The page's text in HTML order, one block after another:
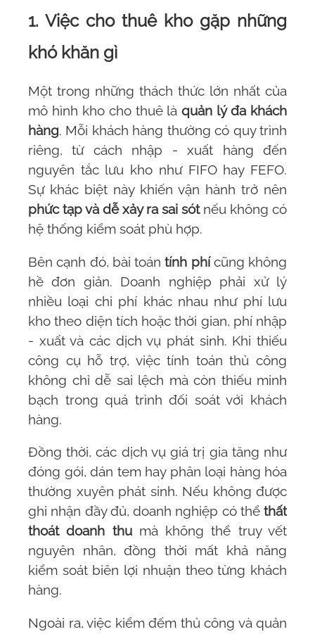
1. Việc cho thuê kho gặp những
khó khăn gì
Một trong những thách thức lớn nhất của
mô hình kho cho thuê làquản lý đa khách
hàng. Mỗi khách hàng thường có quy trình
riêng, từ cách nhập - xuất hàng đến
nguyên tắc lưu kho như FIFO hay FEFO.
Sự khác biệt này khiến vận hành trở nên
phức tạp và dễ xảy ra sai sót nếu không có
hệ thống kiểm soát phù hợp.
Bên cạnh đó, bài toán tính phícũng không
hề đơn giản. Doanh nghiệp phải xử lý
nhiều loại chi phí khác nhau như phí lưu
kho theo diện tích hoặc thời gian, phí nhập
- xuất và các dịch vụ phát sinh. Khi thiếu
công cụ hỗ trợ, việc tính toán thủ công
không chỉ dễ sai lệch mà còn thiếu minh
bạch trong quá trình đối soát với khách
hàng.
Đồng thời, các dịch vụ giá trị gia tăng như
đóng gói, dán tem hay phân loại hàng hóa
thường xuyên phát sinh. Nếu không được
ghi nhận đầy đủ, doanh nghiệp có thể thất
thoát doanh thu mà không thể truy vết
nguyên nhân, đồng thời mất khả năng
kiểm soát biên lợi nhuận theo từng khách
hàng.
Ngoài ra, việc kiểm đếm thủ công và quản